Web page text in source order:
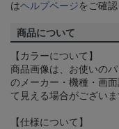
はヘルプページをご確認
商品について
【カラーについて】
商品画像は、お使いの
のメーカー・機種・画
て見える場合がござい
【仕様について】